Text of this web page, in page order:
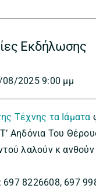
Εκδήλωσης
2025 9:00 μμ
Τέχνης τα Ιάματα
Αηδόνια Του
λαλούν κ
697 8226608, 697